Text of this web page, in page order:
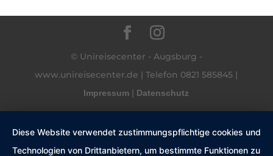
© Unireisecenter - Augsburg -
www.unireisecenter.de | Telefon 0821 585845 |
Impressum Datenschutz
Diese Website verwendet zustimmungspflichtige cookies und
Technologien von Drittanbietern, um bestimmte Funktionen zu